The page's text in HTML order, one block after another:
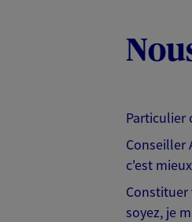
Particulier
Conseiller
c'est
Constituer
soyez, je